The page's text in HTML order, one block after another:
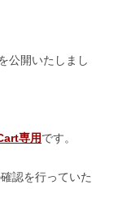
公開いたしまし
専用です。
認を行っていた